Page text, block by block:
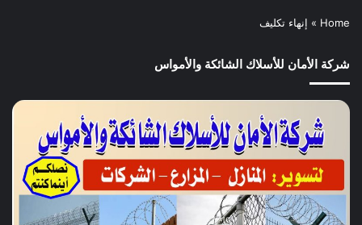
Home
» إنهاء تكليف
شركة الأمان للأسلاك الشائكة والأمواس